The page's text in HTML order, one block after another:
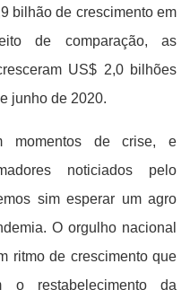
bilhão de crescimento em
de comparação, as
US$ 2,0 bilhões
junho de 2020.
momentos de crise, e
noticiados pelo
sim esperar um agro
O orgulho nacional
ritmo de crescimento que
o restabelecimento da